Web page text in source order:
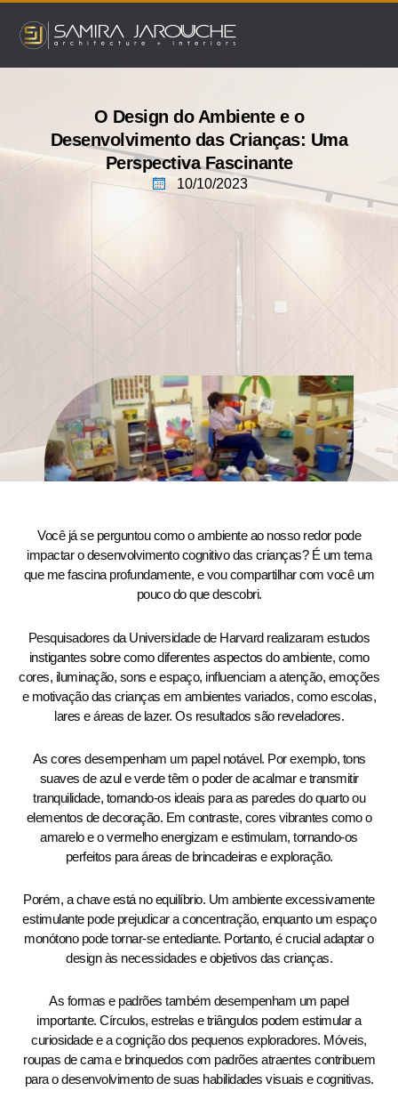
para
conteúdo
O Design do Ambiente e o
Desenvolvimento das Crianças: Uma
Perspectiva Fascinante
10/10/2023
Você já se perguntou como o ambiente ao nosso redor pode
impactar o desenvolvimento cognitivo das crianças? É um tema
que me fascina profundamente, e vou compartilhar com você um
pouco do que descobri.
Pesquisadores da Universidade de Harvard realizaram estudos
instigantes sobre como diferentes aspectos do ambiente, como
cores, iluminação, sons e espaço, influenciam a atenção, emoções
e motivação das crianças em ambientes variados, como escolas,
lares e áreas de lazer. Os resultados são reveladores.
As cores desempenham um papel notável. Por exemplo, tons
suaves de azul e verde têm o poder de acalmar e transmitir
tranquilidade, tornando-os ideais para as paredes do quarto ou
elementos de decoração. Em contraste, cores vibrantes como o
amarelo e o vermelho energizam e estimulam, tornando-os
perfeitos para áreas de brincadeiras e exploração.
Porém, a chave está no equilíbrio. Um ambiente excessivamente
estimulante pode prejudicar a concentração, enquanto um espaço
monótono pode tornar-se entediante. Portanto, é crucial adaptar o
design às necessidades e objetivos das crianças.
As formas e padrões também desempenham um papel
importante. Círculos, estrelas e triângulos podem estimular a
curiosidade e a cognição dos pequenos exploradores. Móveis,
roupas de cama e brinquedos com padrões atraentes contribuem
para o desenvolvimento de suas habilidades visuais e cognitivas.